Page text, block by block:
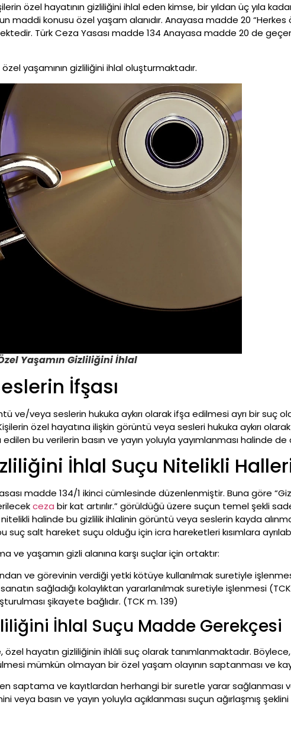
özel hayatının gizliliğini ihlal eden kimse, bir yıldan üç yıla
maddi konusu özel yaşam alanıdır. Anayasa madde 20 “Herkes
Türk Ceza Yasası madde 134 Anayasa madde 20 de
yaşamının gizliliğini ihlal oluşturmaktadır.
Yaşamın Gizliliğini İhlal
İfşası
ve/veya seslerin hukuka aykırı olarak ifşa edilmesi ayrı bir suç
özel hayatına ilişkin görüntü veya sesleri hukuka aykırı
edilen bu verilerin basın ve yayın yoluyla yayımlanması halinde
İhlal Suçu Nitelikli
madde 134/1 ikinci cümlesinde düzenlenmiştir. Buna göre
ceza bir kat artırılır.” görüldüğü üzere suçun temel şekli
halinde bu gizlilik ihlalinin görüntü veya seslerin kayda
suç salt hareket suçu olduğu için icra hareketleri kısımlara
ve yaşamın gizli alanına karşı suçlar için ortaktır:
ve görevinin verdiği yetki kötüye kullanılmak suretiyle
sağladığı kolaylıktan yararlanılmak suretiyle işlenmesi
şikayete bağlıdır. (TCK m. 139)
İhlal Suçu Madde Gerekçesi
özel hayatın gizli­liğinin ihlâli suç olarak tanımlanmaktadır.
mümkün olmayan bir özel yaşam olayının saptanması ve
saptama ve kayıtlardan herhangi bir suretle yarar sağlanması
veya basın ve yayın yoluyla açıklanması suçun ağırlaşmış